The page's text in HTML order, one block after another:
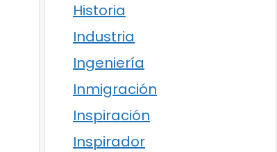
Historia
Industria
Ingeniería
Inmigración
Inspiración
Inspirador